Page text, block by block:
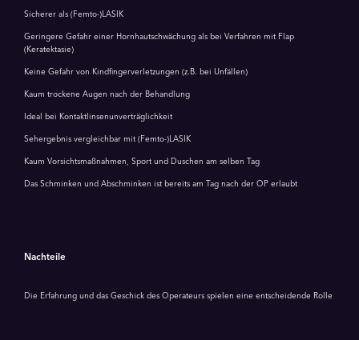
Sicherer als (Femto-)LASIK
Geringere Gefahr einer Hornhautschwächung als bei Verfahren mit Flap
(Keratektasie)
Keine Gefahr von Kindfingerverletzungen (z.B. bei Unfällen)
Kaum trockene Augen nach der Behandlung
Ideal bei Kontaktlinsenunverträglichkeit
Sehergebnis vergleichbar mit (Femto-)LASIK
Kaum Vorsichtsmaßnahmen, Sport und Duschen am selben Tag
Das Schminken und Abschminken ist bereits am Tag nach der OP erlaubt
Nachteile
Die Erfahrung und das Geschick des Operateurs spielen eine entscheidende Rolle